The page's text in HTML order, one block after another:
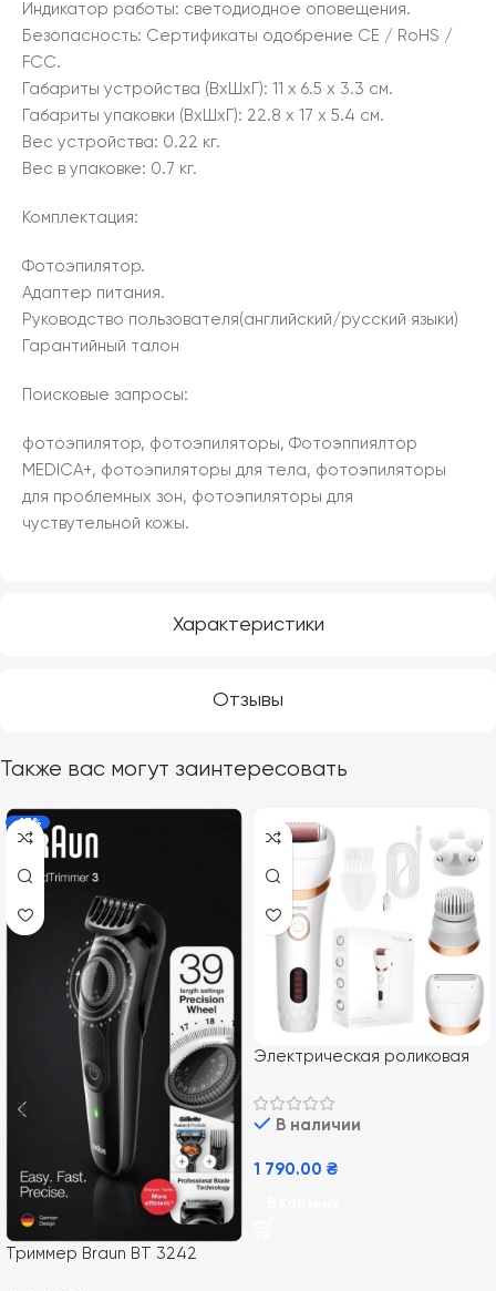
Характеристики
Отзывы
Индикатор работы: светодиодное оповещения.
Безопасность: Сертификаты одобрение CE / RoHS /
FCC.
Габариты устройства (ВхШхГ): 11 х 6.5 х 3.3 см.
Габариты упаковки (ВхШхГ): 22.8 х 17 х 5.4 см.
Вес устройства: 0.22 кг.
Вес в упаковке: 0.7 кг.
Комплектация:
Фотоэпилятор.
Адаптер питания.
Руководство пользователя(английский/русский языки)
Гарантийный талон
Поисковые запросы:
фотоэпилятор, фотоэпиляторы, Фотоэппиялтор
MEDICA+, фотоэпиляторы для тела, фотоэпиляторы
для проблемных зон, фотоэпиляторы для
чуствутельной кожы.
Также вас могут заинтересовать
-17%
Триммер Braun BT 3242
Электрическая роликовая
BodyControl 4v1
В наличии
1 790.00 ₴